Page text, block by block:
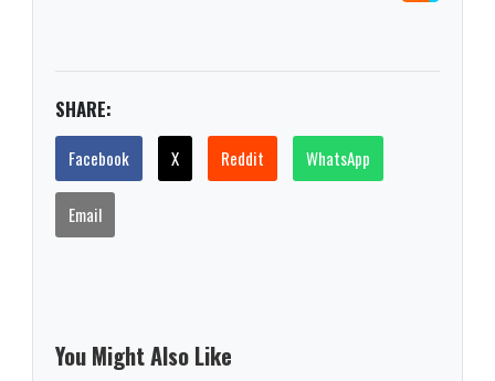
SHARE:
Facebook X Reddit WhatsApp
Email
You Might Also Like